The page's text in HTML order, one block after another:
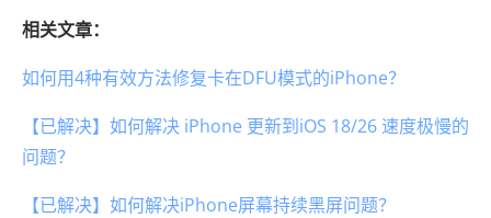
相关文章：
如何用4种有效方法修复卡在DFU模式的iPhone？
【已解决】如何解决 iPhone 更新到iOS 18/26 速度极慢的
问题？
【已解决】如何解决iPhone屏幕持续黑屏问题？